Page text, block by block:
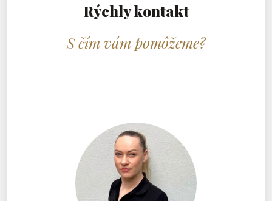
Rýchly kontakt
S čím vám pomôžeme?